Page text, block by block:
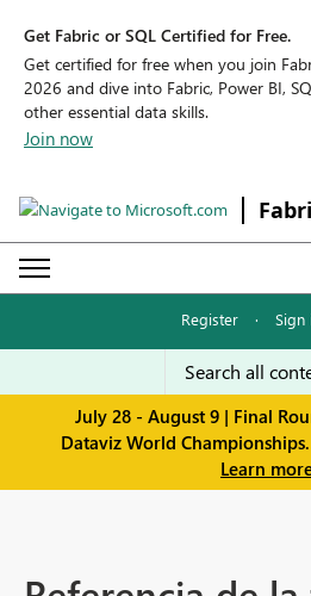
Get Fabric or SQL Certified for Free.
Get certified for free when you join
2026 and dive into Fabric, Power BI,
other essential data skills.
Join now
Register · Sign
July 28 - August 9 | Final
Dataviz World
Learn